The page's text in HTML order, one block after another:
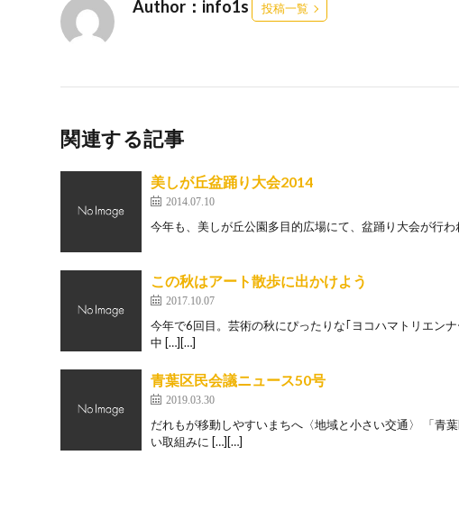
Author：info1s 投稿一覧
関連する記事
美しが丘盆踊り大会2014
2014.07.10
今年も、美しが丘公園多目的広場にて、盆踊り大会が行
この秋はアート散歩に出かけよう
2017.10.07
今年で6回目。芸術の秋にぴったりな｢ヨコハマトリエン
中 […][…]
青葉区民会議ニュース50号
2019.03.30
だれもが移動しやすいまちへ〈地域と小さい交通〉 「青
い取組みに […][…]